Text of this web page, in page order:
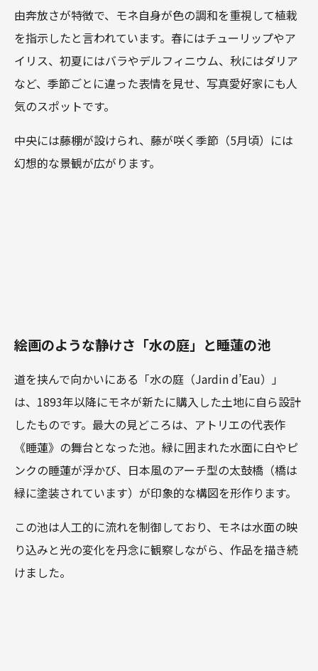
由奔放さが特徴で、モネ自身が色の調和を重視して植栽
を指示したと言われています。春にはチューリップやア
イリス、初夏にはバラやデルフィニウム、秋にはダリア
など、季節ごとに違った表情を見せ、写真愛好家にも人
気のスポットです。
中央には藤棚が設けられ、藤が咲く季節（5月頃）には
幻想的な景観が広がります。
絵画のような静けさ「水の庭」と睡蓮の池
道を挟んで向かいにある「水の庭（Jardin d’Eau）」
は、1893年以降にモネが新たに購入した土地に自ら設計
したものです。最大の見どころは、アトリエの代表作
《睡蓮》の舞台となった池。緑に囲まれた水面に白やピ
ンクの睡蓮が浮かび、日本風のアーチ型の太鼓橋（橋は
緑に塗装されています）が印象的な構図を形作ります。
この池は人工的に流れを制御しており、モネは水面の映
り込みと光の変化を丹念に観察しながら、作品を描き続
けました。